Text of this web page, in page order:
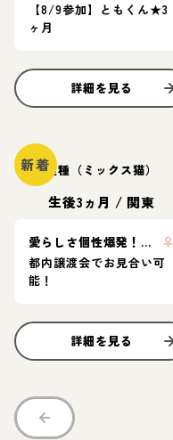
【8/9参加】ともくん★3
ヶ月
詳細を見る
新着雑種（ミックス猫）
生後3ヵ月 / 関東
愛らしさ個性爆発！ドロンジョちゃん💘
♀
都内譲渡会でお見合い可
能！
詳細を見る